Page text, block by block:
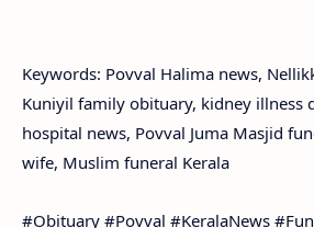
Keywords: Povval Halima news,
Kuniyil family obituary, kidney illness
hospital news, Povval Juma Masjid
wife, Muslim funeral Kerala
#Obituary #Povval #KeralaNews